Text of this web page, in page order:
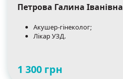
Петрова Галина Іванівна
Акушер-гінеколог;
Лікар УЗД.
1 300 грн